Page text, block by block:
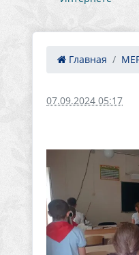
Главная
07.09.2024 05:17